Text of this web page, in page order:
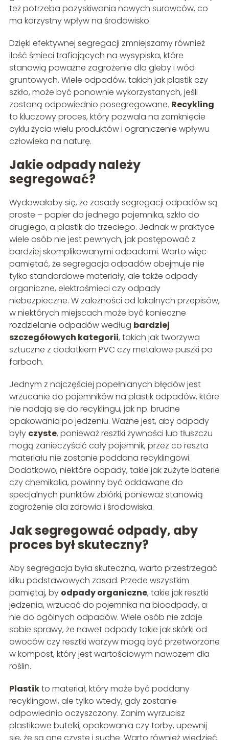
też potrzeba pozyskiwania nowych surowców, co
ma korzystny wpływ na środowisko.
Dzięki efektywnej segregacji zmniejszamy również
ilość śmieci trafiających na wysypiska, które
stanowią poważne zagrożenie dla gleby i wód
gruntowych. Wiele odpadów, takich jak plastik czy
szkło, może być ponownie wykorzystanych, jeśli
zostaną odpowiednio posegregowane. Recykling
to kluczowy proces, który pozwala na zamknięcie
cyklu życia wielu produktów i ograniczenie wpływu
człowieka na naturę.
Jakie odpady należy
segregować?
Wydawałoby się, że zasady segregacji odpadów są
proste – papier do jednego pojemnika, szkło do
drugiego, a plastik do trzeciego. Jednak w praktyce
wiele osób nie jest pewnych, jak postępować z
bardziej skomplikowanymi odpadami. Warto więc
pamiętać, że segregacja odpadów obejmuje nie
tylko standardowe materiały, ale także odpady
organiczne, elektrośmieci czy odpady
niebezpieczne. W zależności od lokalnych przepisów,
w niektórych miejscach może być konieczne
rozdzielanie odpadów według bardziej
szczegółowych kategorii, takich jak tworzywa
sztuczne z dodatkiem PVC czy metalowe puszki po
farbach.
Jednym z najczęściej popełnianych błędów jest
wrzucanie do pojemników na plastik odpadów, które
nie nadają się do recyklingu, jak np. brudne
opakowania po jedzeniu. Ważne jest, aby odpady
były czyste, ponieważ resztki żywności lub tłuszczu
mogą zanieczyścić cały pojemnik, przez co reszta
materiału nie zostanie poddana recyklingowi.
Dodatkowo, niektóre odpady, takie jak zużyte baterie
czy chemikalia, powinny być oddawane do
specjalnych punktów zbiórki, ponieważ stanowią
zagrożenie dla zdrowia i środowiska.
Jak segregować odpady, aby
proces był skuteczny?
Aby segregacja była skuteczna, warto przestrzegać
kilku podstawowych zasad. Przede wszystkim
pamiętaj, by odpady organiczne, takie jak resztki
jedzenia, wrzucać do pojemnika na bioodpady, a
nie do ogólnych odpadów. Wiele osób nie zdaje
sobie sprawy, że nawet odpady takie jak skórki od
owoców czy resztki warzyw mogą być przetworzone
w kompost, który jest wartościowym nawozem dla
roślin.
Plastikto materiał, który może być poddany
recyklingowi, ale tylko wtedy, gdy zostanie
odpowiednio oczyszczony. Zanim wyrzucisz
plastikowe butelki, opakowania czy torby, upewnij
się, że są one czyste i suche. Warto również wiedzieć,